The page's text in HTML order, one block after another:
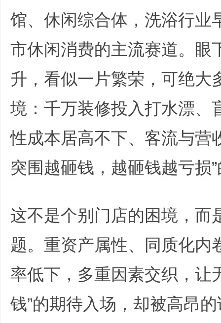
馆、休闲综合体，洗浴行业
市休闲消费的主流赛道。眼
升，看似一片繁荣，可绝大
境：千万装修投入打水漂、
性成本居高不下、客流与营
突围越砸钱，越砸钱越亏损
这不是个别门店的困境，而
题。重资产属性、同质化内
率低下，多重因素交织，让
钱”的期待入场，却被高昂